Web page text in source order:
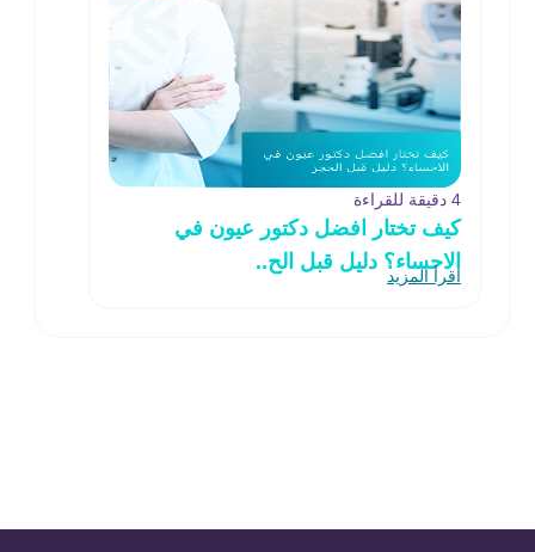
4 دقيقة للقراءة
كيف تختار افضل دكتور عيون في
الاحساء؟ دليل قبل الح..
اقرأ المزيد